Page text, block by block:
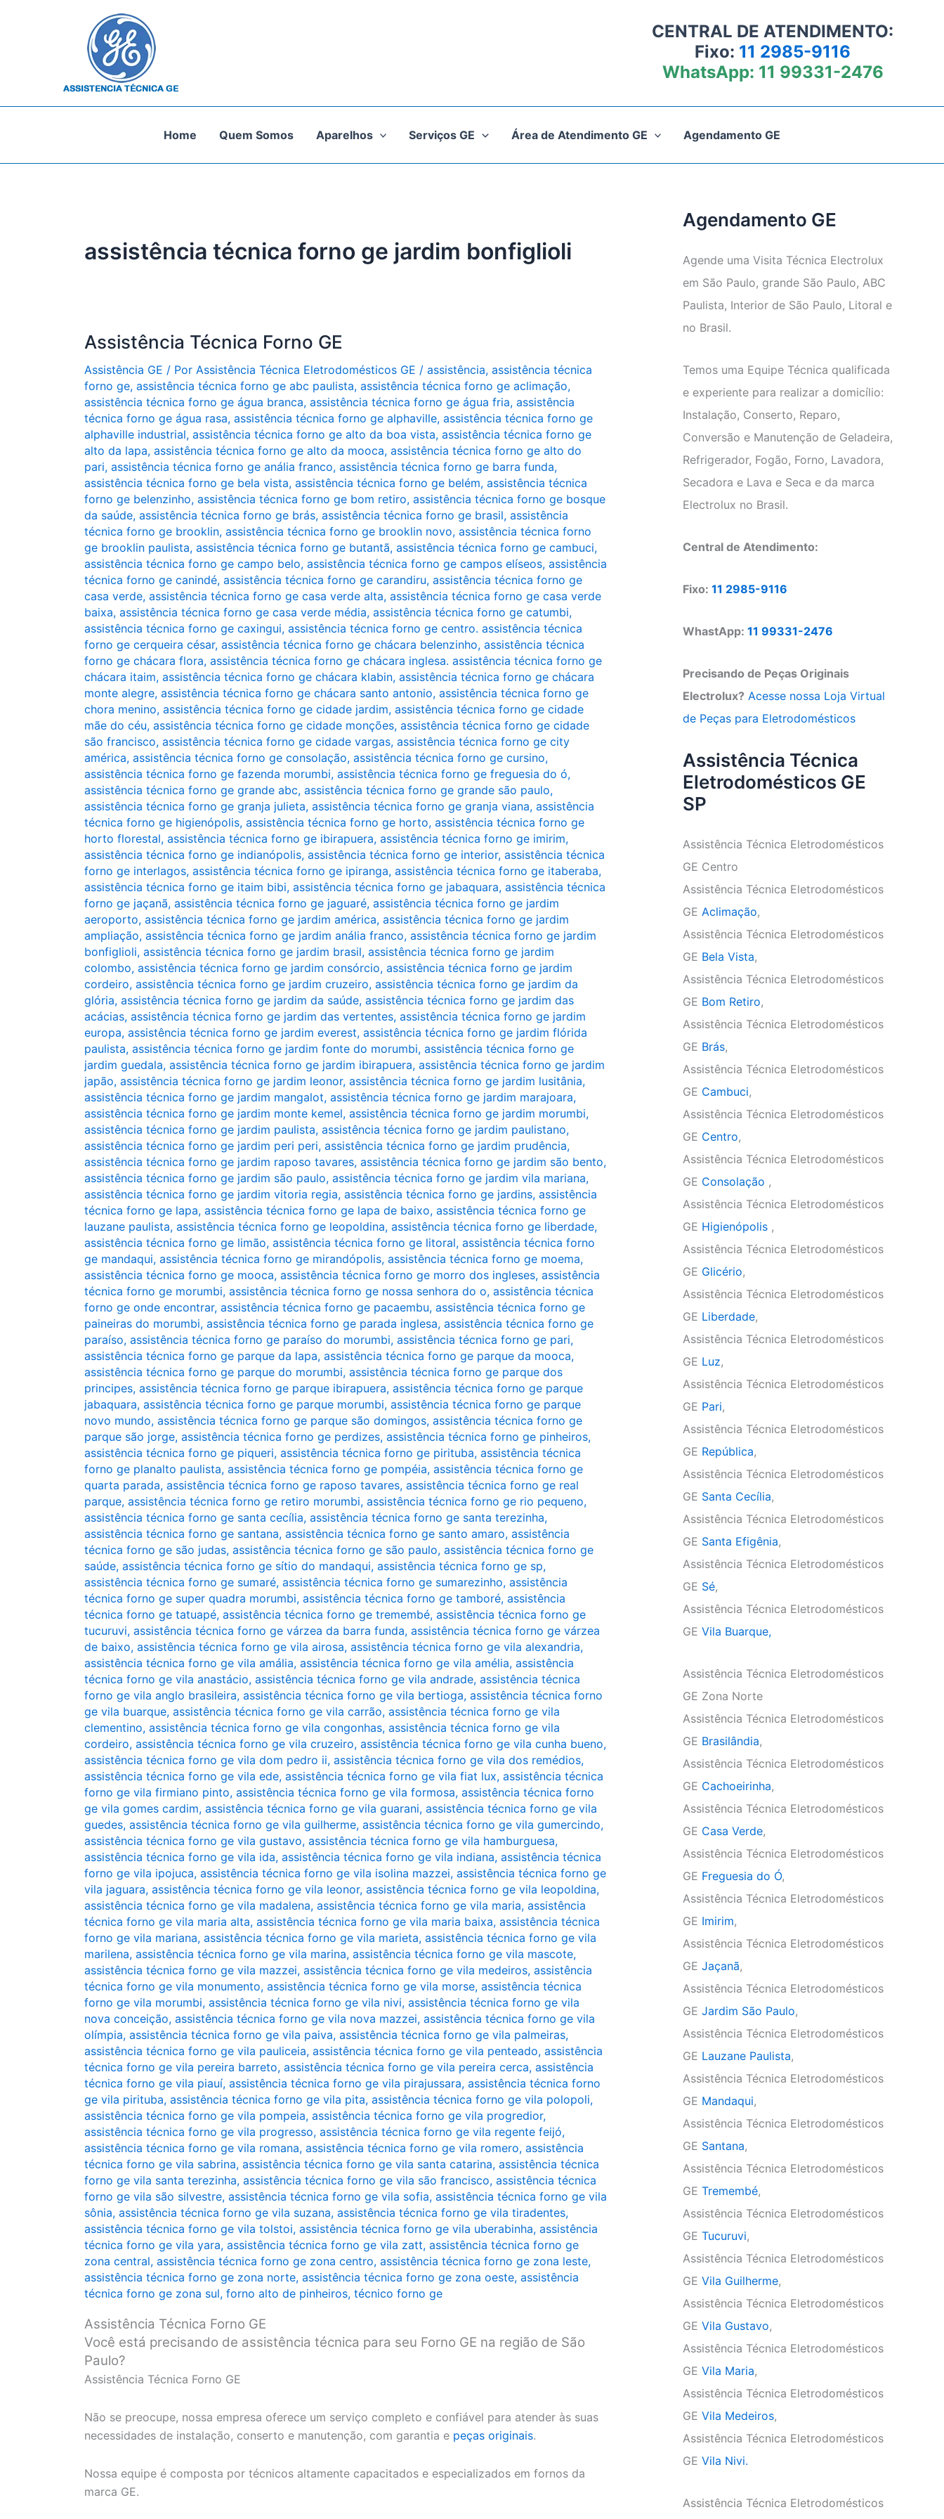
CENTRAL DE ATENDIMENTO:
Fixo: 11 2985-9116
WhatsApp: 11 99331-2476
Home Quem Somos Aparelhos Serviços GE Área de Atendimento GE Agendamento GE
assistência técnica forno ge jardim bonfiglioli
Assistência Técnica Forno GE
Assistência GE / Por Assistência Técnica Eletrodomésticos GE / assistência, assistência técnica
forno ge, assistência técnica forno ge abc paulista, assistência técnica forno ge aclimação,
assistência técnica forno ge água branca, assistência técnica forno ge água fria, assistência
técnica forno ge água rasa, assistência técnica forno ge alphaville, assistência técnica forno ge
alphaville industrial, assistência técnica forno ge alto da boa vista, assistência técnica forno ge
alto da lapa, assistência técnica forno ge alto da mooca, assistência técnica forno ge alto do
pari, assistência técnica forno ge anália franco, assistência técnica forno ge barra funda,
assistência técnica forno ge bela vista, assistência técnica forno ge belém, assistência técnica
forno ge belenzinho, assistência técnica forno ge bom retiro, assistência técnica forno ge bosque
da saúde, assistência técnica forno ge brás, assistência técnica forno ge brasil, assistência
técnica forno ge brooklin, assistência técnica forno ge brooklin novo, assistência técnica forno
ge brooklin paulista, assistência técnica forno ge butantã, assistência técnica forno ge cambuci,
assistência técnica forno ge campo belo, assistência técnica forno ge campos elíseos, assistência
técnica forno ge canindé, assistência técnica forno ge carandiru, assistência técnica forno ge
casa verde, assistência técnica forno ge casa verde alta, assistência técnica forno ge casa verde
baixa, assistência técnica forno ge casa verde média, assistência técnica forno ge catumbi,
assistência técnica forno ge caxingui, assistência técnica forno ge centro. assistência técnica
forno ge cerqueira césar, assistência técnica forno ge chácara belenzinho, assistência técnica
forno ge chácara flora, assistência técnica forno ge chácara inglesa. assistência técnica forno ge
chácara itaim, assistência técnica forno ge chácara klabin, assistência técnica forno ge chácara
monte alegre, assistência técnica forno ge chácara santo antonio, assistência técnica forno ge
chora menino, assistência técnica forno ge cidade jardim, assistência técnica forno ge cidade
mãe do céu, assistência técnica forno ge cidade monções, assistência técnica forno ge cidade
são francisco, assistência técnica forno ge cidade vargas, assistência técnica forno ge city
américa, assistência técnica forno ge consolação, assistência técnica forno ge cursino,
assistência técnica forno ge fazenda morumbi, assistência técnica forno ge freguesia do ó,
assistência técnica forno ge grande abc, assistência técnica forno ge grande são paulo,
assistência técnica forno ge granja julieta, assistência técnica forno ge granja viana, assistência
técnica forno ge higienópolis, assistência técnica forno ge horto, assistência técnica forno ge
horto florestal, assistência técnica forno ge ibirapuera, assistência técnica forno ge imirim,
assistência técnica forno ge indianópolis, assistência técnica forno ge interior, assistência técnica
forno ge interlagos, assistência técnica forno ge ipiranga, assistência técnica forno ge itaberaba,
assistência técnica forno ge itaim bibi, assistência técnica forno ge jabaquara, assistência técnica
forno ge jaçanã, assistência técnica forno ge jaguaré, assistência técnica forno ge jardim
aeroporto, assistência técnica forno ge jardim américa, assistência técnica forno ge jardim
ampliação, assistência técnica forno ge jardim anália franco, assistência técnica forno ge jardim
bonfiglioli, assistência técnica forno ge jardim brasil, assistência técnica forno ge jardim
colombo, assistência técnica forno ge jardim consórcio, assistência técnica forno ge jardim
cordeiro, assistência técnica forno ge jardim cruzeiro, assistência técnica forno ge jardim da
glória, assistência técnica forno ge jardim da saúde, assistência técnica forno ge jardim das
acácias, assistência técnica forno ge jardim das vertentes, assistência técnica forno ge jardim
europa, assistência técnica forno ge jardim everest, assistência técnica forno ge jardim flórida
paulista, assistência técnica forno ge jardim fonte do morumbi, assistência técnica forno ge
jardim guedala, assistência técnica forno ge jardim ibirapuera, assistência técnica forno ge jardim
japão, assistência técnica forno ge jardim leonor, assistência técnica forno ge jardim lusitânia,
assistência técnica forno ge jardim mangalot, assistência técnica forno ge jardim marajoara,
assistência técnica forno ge jardim monte kemel, assistência técnica forno ge jardim morumbi,
assistência técnica forno ge jardim paulista, assistência técnica forno ge jardim paulistano,
assistência técnica forno ge jardim peri peri, assistência técnica forno ge jardim prudência,
assistência técnica forno ge jardim raposo tavares, assistência técnica forno ge jardim são bento,
assistência técnica forno ge jardim são paulo, assistência técnica forno ge jardim vila mariana,
assistência técnica forno ge jardim vitoria regia, assistência técnica forno ge jardins, assistência
técnica forno ge lapa, assistência técnica forno ge lapa de baixo, assistência técnica forno ge
lauzane paulista, assistência técnica forno ge leopoldina, assistência técnica forno ge liberdade,
assistência técnica forno ge limão, assistência técnica forno ge litoral, assistência técnica forno
ge mandaqui, assistência técnica forno ge mirandópolis, assistência técnica forno ge moema,
assistência técnica forno ge mooca, assistência técnica forno ge morro dos ingleses, assistência
técnica forno ge morumbi, assistência técnica forno ge nossa senhora do o, assistência técnica
forno ge onde encontrar, assistência técnica forno ge pacaembu, assistência técnica forno ge
paineiras do morumbi, assistência técnica forno ge parada inglesa, assistência técnica forno ge
paraíso, assistência técnica forno ge paraíso do morumbi, assistência técnica forno ge pari,
assistência técnica forno ge parque da lapa, assistência técnica forno ge parque da mooca,
assistência técnica forno ge parque do morumbi, assistência técnica forno ge parque dos
principes, assistência técnica forno ge parque ibirapuera, assistência técnica forno ge parque
jabaquara, assistência técnica forno ge parque morumbi, assistência técnica forno ge parque
novo mundo, assistência técnica forno ge parque são domingos, assistência técnica forno ge
parque são jorge, assistência técnica forno ge perdizes, assistência técnica forno ge pinheiros,
assistência técnica forno ge piqueri, assistência técnica forno ge pirituba, assistência técnica
forno ge planalto paulista, assistência técnica forno ge pompéia, assistência técnica forno ge
quarta parada, assistência técnica forno ge raposo tavares, assistência técnica forno ge real
parque, assistência técnica forno ge retiro morumbi, assistência técnica forno ge rio pequeno,
assistência técnica forno ge santa cecília, assistência técnica forno ge santa terezinha,
assistência técnica forno ge santana, assistência técnica forno ge santo amaro, assistência
técnica forno ge são judas, assistência técnica forno ge são paulo, assistência técnica forno ge
saúde, assistência técnica forno ge sítio do mandaqui, assistência técnica forno ge sp,
assistência técnica forno ge sumaré, assistência técnica forno ge sumarezinho, assistência
técnica forno ge super quadra morumbi, assistência técnica forno ge tamboré, assistência
técnica forno ge tatuapé, assistência técnica forno ge tremembé, assistência técnica forno ge
tucuruvi, assistência técnica forno ge várzea da barra funda, assistência técnica forno ge várzea
de baixo, assistência técnica forno ge vila airosa, assistência técnica forno ge vila alexandria,
assistência técnica forno ge vila amália, assistência técnica forno ge vila amélia, assistência
técnica forno ge vila anastácio, assistência técnica forno ge vila andrade, assistência técnica
forno ge vila anglo brasileira, assistência técnica forno ge vila bertioga, assistência técnica forno
ge vila buarque, assistência técnica forno ge vila carrão, assistência técnica forno ge vila
clementino, assistência técnica forno ge vila congonhas, assistência técnica forno ge vila
cordeiro, assistência técnica forno ge vila cruzeiro, assistência técnica forno ge vila cunha bueno,
assistência técnica forno ge vila dom pedro ii, assistência técnica forno ge vila dos remédios,
assistência técnica forno ge vila ede, assistência técnica forno ge vila fiat lux, assistência técnica
forno ge vila firmiano pinto, assistência técnica forno ge vila formosa, assistência técnica forno
ge vila gomes cardim, assistência técnica forno ge vila guarani, assistência técnica forno ge vila
guedes, assistência técnica forno ge vila guilherme, assistência técnica forno ge vila gumercindo,
assistência técnica forno ge vila gustavo, assistência técnica forno ge vila hamburguesa,
assistência técnica forno ge vila ida, assistência técnica forno ge vila indiana, assistência técnica
forno ge vila ipojuca, assistência técnica forno ge vila isolina mazzei, assistência técnica forno ge
vila jaguara, assistência técnica forno ge vila leonor, assistência técnica forno ge vila leopoldina,
assistência técnica forno ge vila madalena, assistência técnica forno ge vila maria, assistência
técnica forno ge vila maria alta, assistência técnica forno ge vila maria baixa, assistência técnica
forno ge vila mariana, assistência técnica forno ge vila marieta, assistência técnica forno ge vila
marilena, assistência técnica forno ge vila marina, assistência técnica forno ge vila mascote,
assistência técnica forno ge vila mazzei, assistência técnica forno ge vila medeiros, assistência
técnica forno ge vila monumento, assistência técnica forno ge vila morse, assistência técnica
forno ge vila morumbi, assistência técnica forno ge vila nivi, assistência técnica forno ge vila
nova conceição, assistência técnica forno ge vila nova mazzei, assistência técnica forno ge vila
olímpia, assistência técnica forno ge vila paiva, assistência técnica forno ge vila palmeiras,
assistência técnica forno ge vila pauliceia, assistência técnica forno ge vila penteado, assistência
técnica forno ge vila pereira barreto, assistência técnica forno ge vila pereira cerca, assistência
técnica forno ge vila piauí, assistência técnica forno ge vila pirajussara, assistência técnica forno
ge vila pirituba, assistência técnica forno ge vila pita, assistência técnica forno ge vila polopoli,
assistência técnica forno ge vila pompeia, assistência técnica forno ge vila progredior,
assistência técnica forno ge vila progresso, assistência técnica forno ge vila regente feijó,
assistência técnica forno ge vila romana, assistência técnica forno ge vila romero, assistência
técnica forno ge vila sabrina, assistência técnica forno ge vila santa catarina, assistência técnica
forno ge vila santa terezinha, assistência técnica forno ge vila são francisco, assistência técnica
forno ge vila são silvestre, assistência técnica forno ge vila sofia, assistência técnica forno ge vila
sônia, assistência técnica forno ge vila suzana, assistência técnica forno ge vila tiradentes,
assistência técnica forno ge vila tolstoi, assistência técnica forno ge vila uberabinha, assistência
técnica forno ge vila yara, assistência técnica forno ge vila zatt, assistência técnica forno ge
zona central, assistência técnica forno ge zona centro, assistência técnica forno ge zona leste,
assistência técnica forno ge zona norte, assistência técnica forno ge zona oeste, assistência
técnica forno ge zona sul, forno alto de pinheiros, técnico forno ge
Assistência Técnica Forno GE
Você está precisando de assistência técnica para seu Forno GE na região de São
Paulo?
Assistência Técnica Forno GE
Não se preocupe, nossa empresa oferece um serviço completo e confiável para atender às suas
necessidades de instalação, conserto e manutenção, com garantia e peças originais.
Nossa equipe é composta por técnicos altamente capacitados e especializados em fornos da
marca GE.
Agendamento GE
Agende uma Visita Técnica Electrolux
em São Paulo, grande São Paulo, ABC
Paulista, Interior de São Paulo, Litoral e
no Brasil.
Temos uma Equipe Técnica qualificada
e experiente para realizar a domicílio:
Instalação, Conserto, Reparo,
Conversão e Manutenção de Geladeira,
Refrigerador, Fogão, Forno, Lavadora,
Secadora e Lava e Seca e da marca
Electrolux no Brasil.
Central de Atendimento:
Fixo: 11 2985-9116
WhastApp: 11 99331-2476
Precisando de Peças Originais
Electrolux? Acesse nossa Loja Virtual
de Peças para Eletrodomésticos
Assistência Técnica
Eletrodomésticos GE
SP
Assistência Técnica Eletrodomésticos
GE Centro
Assistência Técnica Eletrodomésticos
GE Aclimação,
Assistência Técnica Eletrodomésticos
GE Bela Vista,
Assistência Técnica Eletrodomésticos
GE Bom Retiro,
Assistência Técnica Eletrodomésticos
GE Brás,
Assistência Técnica Eletrodomésticos
GE Cambuci,
Assistência Técnica Eletrodomésticos
GE Centro,
Assistência Técnica Eletrodomésticos
GE Consolação ,
Assistência Técnica Eletrodomésticos
GE Higienópolis ,
Assistência Técnica Eletrodomésticos
GE Glicério,
Assistência Técnica Eletrodomésticos
GE Liberdade,
Assistência Técnica Eletrodomésticos
GE Luz,
Assistência Técnica Eletrodomésticos
GE Pari,
Assistência Técnica Eletrodomésticos
GE República,
Assistência Técnica Eletrodomésticos
GE Santa Cecília,
Assistência Técnica Eletrodomésticos
GE Santa Efigênia,
Assistência Técnica Eletrodomésticos
GE Sé,
Assistência Técnica Eletrodomésticos
GE Vila Buarque,
Assistência Técnica Eletrodomésticos
GE Zona Norte
Assistência Técnica Eletrodomésticos
GE Brasilândia,
Assistência Técnica Eletrodomésticos
GE Cachoeirinha,
Assistência Técnica Eletrodomésticos
GE Casa Verde,
Assistência Técnica Eletrodomésticos
GE Freguesia do Ó,
Assistência Técnica Eletrodomésticos
GE Imirim,
Assistência Técnica Eletrodomésticos
GE Jaçanã,
Assistência Técnica Eletrodomésticos
GE Jardim São Paulo,
Assistência Técnica Eletrodomésticos
GE Lauzane Paulista,
Assistência Técnica Eletrodomésticos
GE Mandaqui,
Assistência Técnica Eletrodomésticos
GE Santana,
Assistência Técnica Eletrodomésticos
GE Tremembé,
Assistência Técnica Eletrodomésticos
GE Tucuruvi,
Assistência Técnica Eletrodomésticos
GE Vila Guilherme,
Assistência Técnica Eletrodomésticos
GE Vila Gustavo,
Assistência Técnica Eletrodomésticos
GE Vila Maria,
Assistência Técnica Eletrodomésticos
GE Vila Medeiros,
Assistência Técnica Eletrodomésticos
GE Vila Nivi.
Assistência Técnica Eletrodomésticos